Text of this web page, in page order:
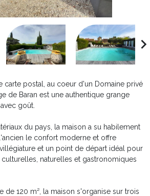
carte postal, au coeur d'un Domaine privé
de Baran est une authentique grange
goût.
du pays, la maison a su habilement
le confort moderne et offre
et un point de départ idéal pour
naturelles et gastronomiques
de 120 m², la maison s'organise sur trois